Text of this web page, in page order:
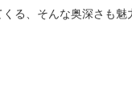
る、そんな奥深さも魅